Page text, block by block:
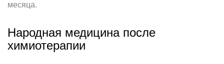
месяца.
Народная медицина после
химиотерапии